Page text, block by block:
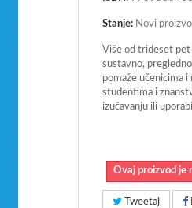
Stanje: Novi
Više od trideset pet
sustavno,
pomaže učenicima i
studentima i
izučavanju ili
Ovaj proizvod je
Tweetaj